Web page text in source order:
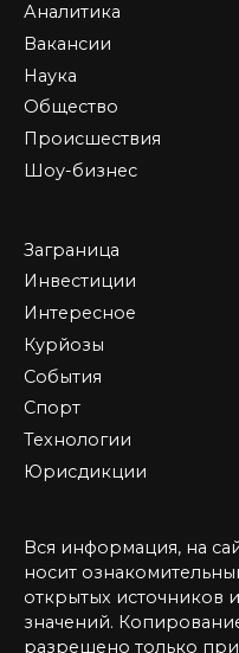
Аналитика
Вакансии
Наука
Общество
Происшествия
Шоу-бизнес
Заграница
Инвестиции
Интересное
Курйозы
События
Спорт
Технологии
Юрисдикции
Вся информация, на
носит
открытых источников
значений.
разрешено только